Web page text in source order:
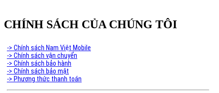
CHÍNH SÁCH CỦA CHÚNG TÔI
-> Chính sách Nam Việt Mobile
-> Chính sách vận chuyển
-> Chính sách bảo hành
-> Chính sách bảo mật
-> Phương thức thanh toán